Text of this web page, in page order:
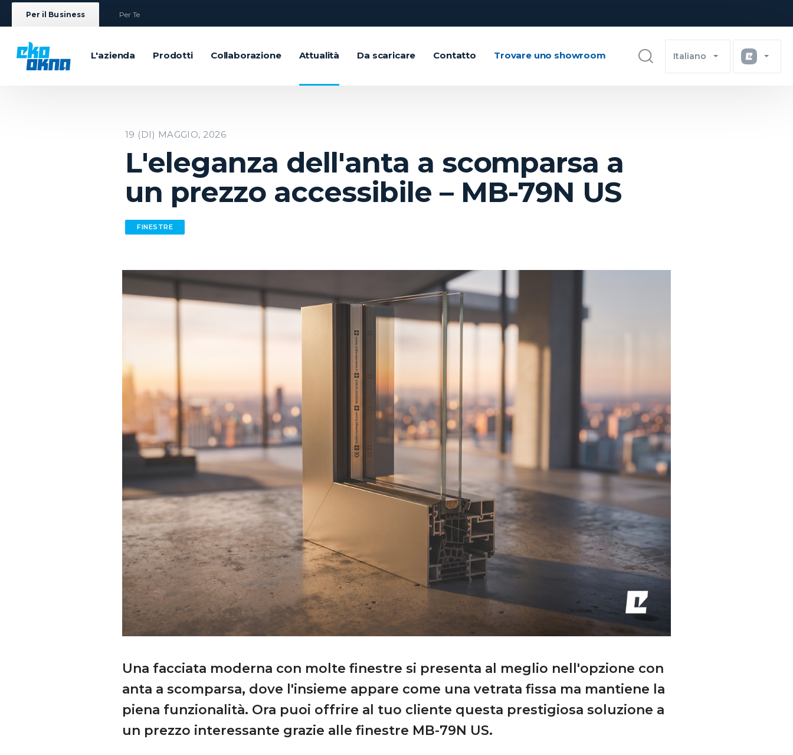
Per il Business Per Te
L'azienda Prodotti Collaborazione Attualità Da scaricare Contatto Trovare uno showroom Italiano
19 (DI) MAGGIO, 2026
L'eleganza dell'anta a scomparsa a
un prezzo accessibile – MB-79N US
FINESTRE
Una facciata moderna con molte finestre si presenta al meglio nell'opzione con
anta a scomparsa, dove l'insieme appare come una vetrata fissa ma mantiene la
piena funzionalità. Ora puoi offrire al tuo cliente questa prestigiosa soluzione a
un prezzo interessante grazie alle finestre MB-79N US.